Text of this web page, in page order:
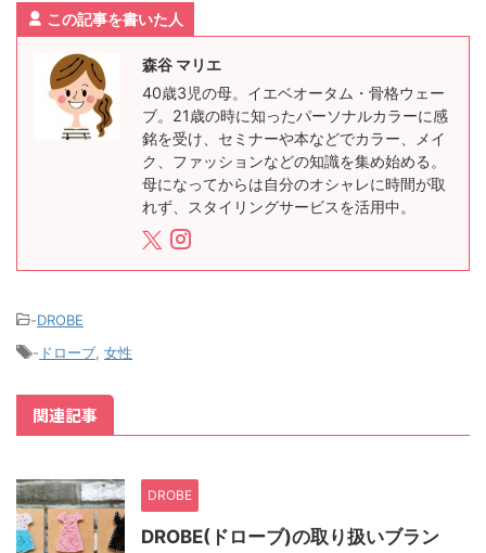
この記事を書いた人
森谷 マリエ
40歳3児の母。イエベオータム・骨格ウェー
ブ。21歳の時に知ったパーソナルカラーに感
銘を受け、セミナーや本などでカラー、メイ
ク、ファッションなどの知識を集め始める。
母になってからは自分のオシャレに時間が取
れず、スタイリングサービスを活用中。
-DROBE
- ドローブ 女性
関連記事
DROBE
DROBE(ドローブ)の取り扱いブラン